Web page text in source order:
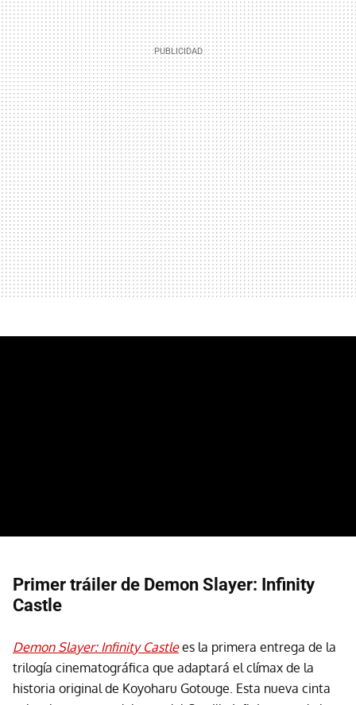
Primer tráiler de Demon Slayer: Infinity
Castle
Demon Slayer: Infinity Castlees la primera entrega de la
trilogía cinematográfica que adaptará el clímax de la
historia original de Koyoharu Gotouge. Esta nueva cinta